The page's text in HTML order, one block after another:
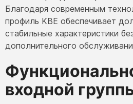
Благодаря современным
профиль KBE обеспечивает
стабильные характеристики
дополнительного
входной